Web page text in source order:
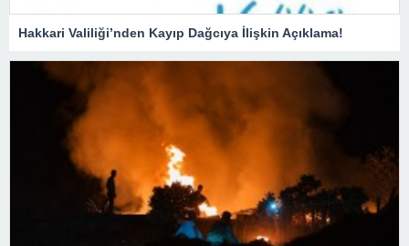
Hakkari Valiliği’nden Kayıp Dağcıya İlişkin Açıklama!